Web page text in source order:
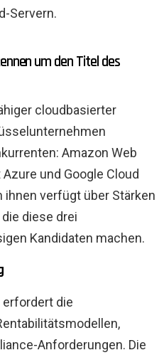
Servern.
um den Titel des
cloudbasierter
Amazon Web
und Google Cloud
ihnen verfügt über Stärken
diese drei
Kandidaten machen.
erfordert die
Anforderungen. Die